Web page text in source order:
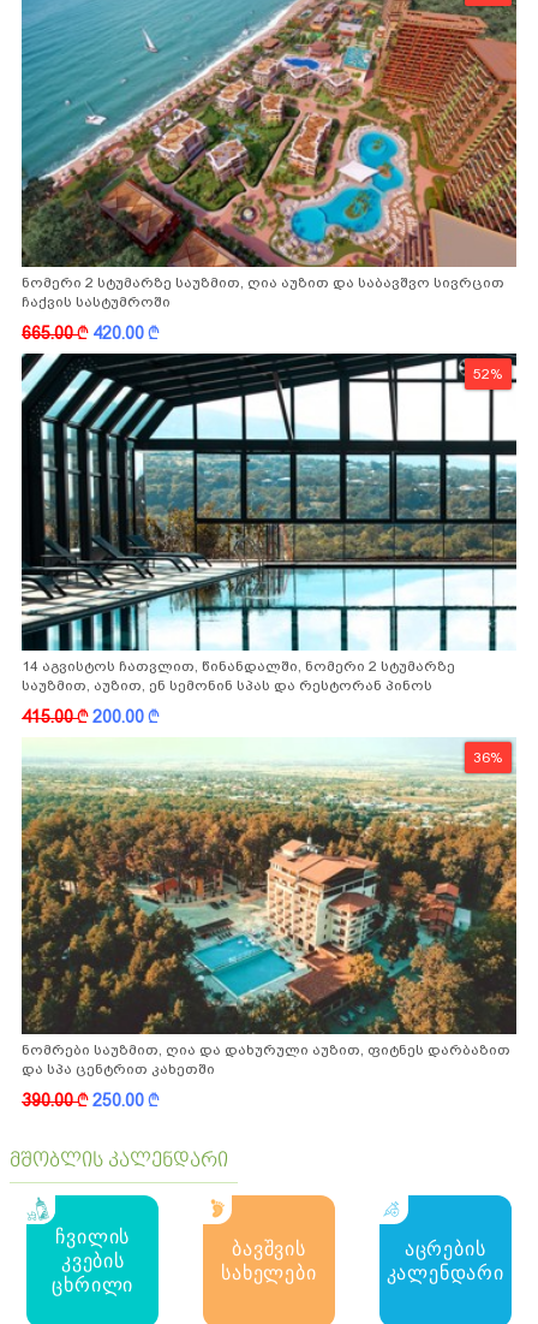
ნომერი 2 სტუმარზე საუზმით, ღია აუზით და საბავშვო სივრცით
ჩაქვის სასტუმროში
665.00k 420.00k
52%
14 აგვისტოს ჩათვლით, წინანდალში, ნომერი 2 სტუმარზე
საუზმით, აუზით, ენ სემონინ სპას და რესტორან პინოს
ფასდაკლებით
415.00k200.00k
36%
ნომრები საუზმით, ღია და დახურული აუზით, ფიტნეს დარბაზით
და სპა ცენტრით კახეთში
390.00k250.00k
მშობლის კალენდარი
ჩვილის
კვების
ცხრილი
ბავშვის
სახელები
აცრების
კალენდარი